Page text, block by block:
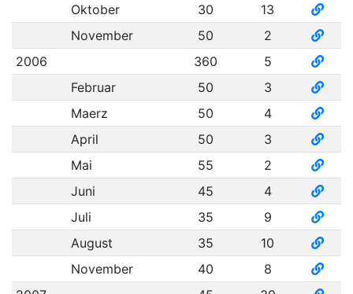
Oktober
30
13
November
50
2
2006
360
5
Februar
50
3
Maerz
50
4
April
50
3
Mai
55
2
Juni
45
4
Juli
35
9
August
35
10
November
40
8